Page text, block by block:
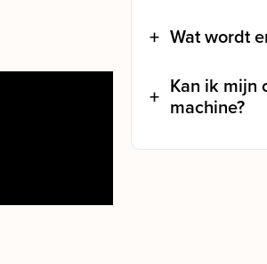
Wat wordt
Kan ik mijn
machine?